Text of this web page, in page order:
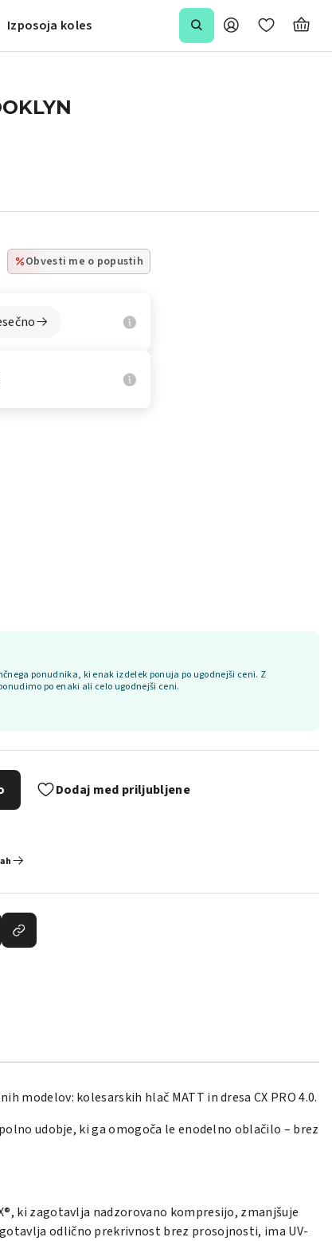
Izposoja koles
Obvesti me o popustih
ponudnika, ki enak izdelek ponuja po ugodnejši ceni. Z
po enaki ali celo ugodnejši ceni.
Dodaj med priljubljene
kolesarskih hlač MATT in dresa CX PRO 4.0.
udobje, ki ga omogoča le enodelno oblačilo – brez
ki zagotavlja nadzorovano kompresijo, zmanjšuje
odlično prekrivnost brez prosojnosti, ima UV-